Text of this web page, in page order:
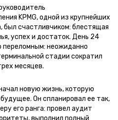
KPMG, одной из крупнейших
был счастливчиком: блестящая
успех и достаток. День 24
переломным: неожиданно
стадии сократил
месяцев.
новую жизнь, которую
Он спланировал ее так,
его ранга: провел аудит
выполнил полный